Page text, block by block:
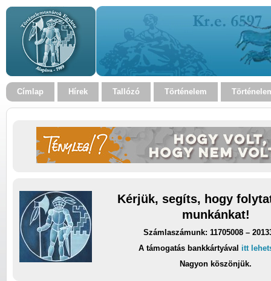
Címlap Hírek Tallózó Történelem
Kérjük, segíts, hogy
munkánkat!
Számlaszámunk: 11705008 –
A támogatás bankkártyával itt
Nagyon köszönjük.